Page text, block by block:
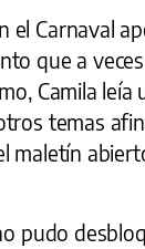
el Carnaval
que a
Camila leía
temas
maletín
pudo